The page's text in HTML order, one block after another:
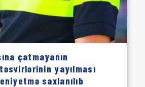
çatmayanın
yayılması
saxlanılıb